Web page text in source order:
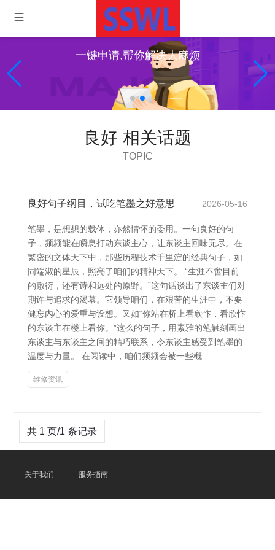
一键申请,帮你解决大麻烦
良好 相关话题
TOPIC
良好句子纲目，试吃笔墨之好意思 2026-05-16
笔墨，是想想的载体，亦然情怀的委用。一句良好的句
子，频频能在瞬息打动东谈主心，让东谈主回味无尽。在
繁密的文体天下中，那些历程技术千里淀的经典句子，如
同端淑的星辰，照亮了咱们的精神天下。 “生涯不啻目前
的敷衍，还有诗和远处的原野。”这句话谈出了东谈主们对
期许与追求的渴慕。它领导咱们，在艰苦的生涯中，不要
健忘内心的爱重与设想。又如“你站在桥上看欣忭，看欣忭
的东谈主在楼上看你。”这么的句子，用素雅的笔触刻画出
东谈主与东谈主之间的精巧联系，令东谈主感受到笔墨的
温度与力量。 在阅读中，咱们频频会被一些概
维修资讯
共 1 页/1 条记录
关于我们 服务指南